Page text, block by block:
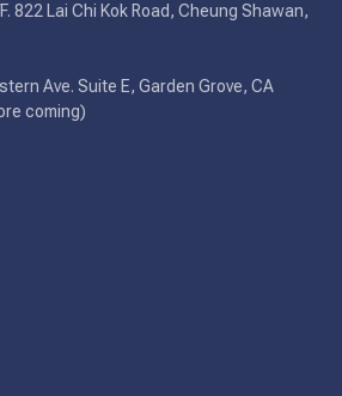
822 Lai Chi Kok Road, Cheung Shawan,
Ave. Suite E, Garden Grove, CA
coming)